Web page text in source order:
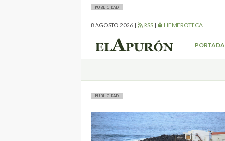
PUBLICIDAD
8 AGOSTO 2026 | RSS | HEMEROTECA
PORTADA
PUBLICIDAD